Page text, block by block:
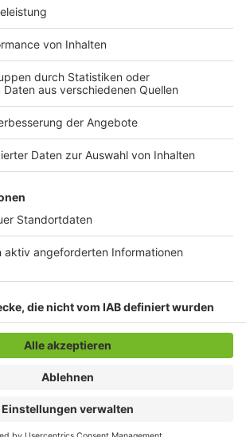
verbreitet werden dürfen.
Inhalte, die du auch selbst
dazu verpflichtet, eure gesendeten
erklärt hiermit, dass ihr zur Einräumung
Rechte befugt seid und des Weiteren
auch keine anderweitigen Rechte
am eigenen Bild oder weitere
Dritter, die insoweit von Radio 90,1
euch über WhatsApp übermittelter
werden, frei, soweit die
Ansprüche auf ein Verschulden